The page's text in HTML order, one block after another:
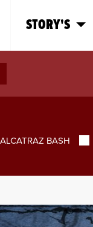
STORY'S
ALCATRAZ BASH